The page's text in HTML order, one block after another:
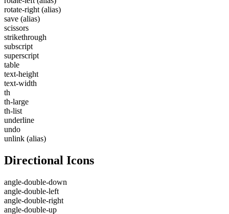
rotate-right(alias)
save (alias)
scissors
strikethrough
subscript
superscript
table
text-height
text-width
th
th-large
th-list
underline
undo
unlink (alias)
Directional Icons
angle-double-down
angle-double-left
angle-double-right
angle-double-up